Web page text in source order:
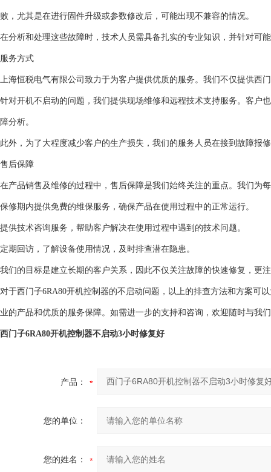
败，尤其是在进行固件升级或参数修改后，可能出现不兼容的情况。
在分析和处理这些故障时，技术人员需具备扎实的专业知识，并针对可
服务方式
上海恒税电气有限公司致力于为客户提供优质的服务。我们不仅提供西
针对开机不启动的问题，我们提供现场维修和远程技术支持服务。客户
障分析。
此外，为了大程度减少客户的生产损失，我们的服务人员在接到故障报
售后保障
在产品销售及维修的过程中，售后保障是我们始终关注的重点。我们为
保修期内提供免费的维保服务，确保产品在使用过程中的正常运行。
提供技术咨询服务，帮助客户解决在使用过程中遇到的技术问题。
定期回访，了解设备使用情况，及时排查潜在隐患。
我们的目标是建立长期的客户关系，因此不仅关注故障的快速修复，更
对于西门子6RA80开机控制器的不启动问题，以上的排查方法和方案可
业的产品和优质的服务保障。如需进一步的支持和咨询，欢迎随时与我
西门子6RA80开机控制器不启动3小时修复好
产品：
您的单位：
您的姓名：